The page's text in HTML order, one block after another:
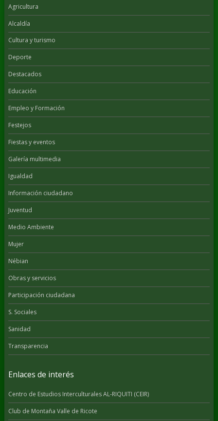
Agricultura
Alcaldía
Cultura y turismo
Deporte
Destacados
Educación
Empleo y Formación
Festejos
Fiestas y eventos
Galería multimedia
Igualdad
Información ciudadano
Juventud
Medio Ambiente
Mujer
Nébian
Obras y servicios
Participación ciudadana
S. Sociales
Sanidad
Transparencia
Enlaces de interés
Centro de Estudios Interculturales AL-RIQUITI (CEIR)
Club de Montaña Valle de Ricote